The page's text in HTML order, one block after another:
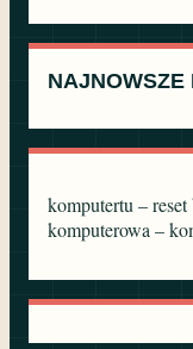
NAJNOWSZE
komputertu –
komputerowa –